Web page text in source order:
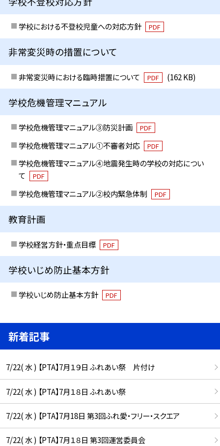
学校における不登校児童への対応方針 PDF
非常変災時の措置について
非常変災時における臨時措置について PDF (162 KB)
学校危機管理マニュアル
学校危機管理マニュアル③防災計画 PDF
学校危機管理マニュアル①不審者対応 PDF
学校危機管理マニュアル④地震発生時の学校の対応につい
て
PDF
学校危機管理マニュアル②校内緊急体制 PDF
教育計画
学校経営方針・重点目標 PDF
学校いじめ防止基本方針
学校いじめ防止基本方針 PDF
新着記事
7/22( 水 ) 【PTA】7月１９日 ふれあい祭 片付け
7/22( 水 ) 【PTA】7月１８日 ふれあい祭
7/22( 水 ) 【PTA】7月18日 第3回ふれ愛・フリー・スクエア
7/22( 水 ) 【PTA】7月１８日 第3回運営委員会